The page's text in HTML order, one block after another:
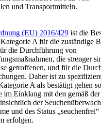
und Transportmitteln.
(EU) 2016/429 ist die
A für die zuständige
die Durchführung von
die strenger
getroffenen, und für die
Daher ist zu
A als bestätigt gelten
im Einklang mit den gemäß der
der
und des Status „seuchenfrei“
erfolgen.